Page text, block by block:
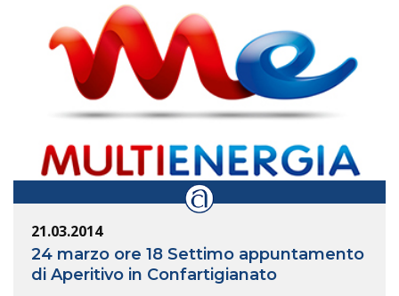
21.03.2014
24 marzo ore 18 Settimo appuntamento
di Aperitivo in Confartigianato